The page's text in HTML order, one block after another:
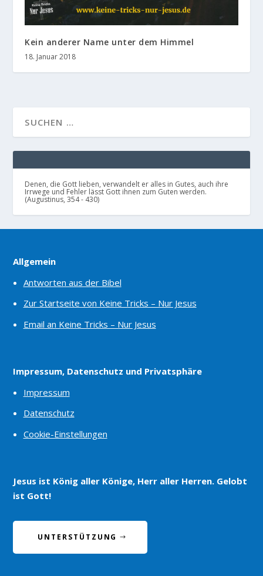
Kein anderer Name unter dem Himmel
18. Januar 2018
Denen, die Gott lieben, verwandelt er alles in Gutes, auch ihre
Irrwege und Fehler lässt Gott ihnen zum Guten werden.
(Augustinus, 354 - 430)
Allgemein
Antworten aus der Bibel
Zur Startseite von Keine Tricks – Nur Jesus
Email an Keine Tricks – Nur Jesus
Impressum, Datenschutz und Privatsphäre
Impressum
Datenschutz
Cookie-Einstellungen
Jesus ist König aller Könige, Herr aller Herren. Gelobt
ist Gott!
UNTERSTÜTZUNG